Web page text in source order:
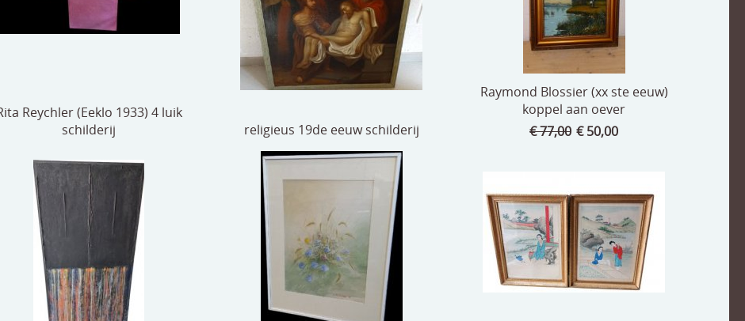
Reychler (Eeklo 1933) 4 luik
schilderij
religieus 19de eeuw schilderij
Raymond Blossier (xx ste eeuw)
koppel aan oever
€ 77,00 € 50,00